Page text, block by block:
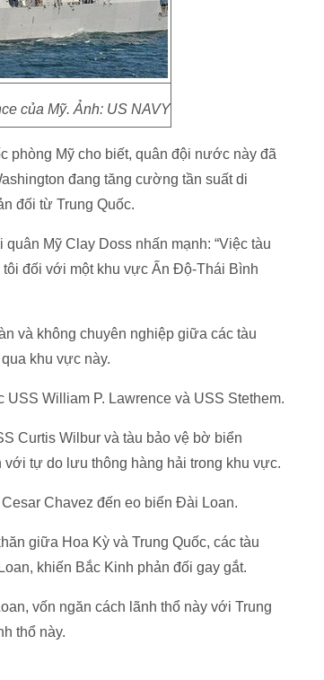
của Mỹ. Ảnh: US NAVY
phòng Mỹ cho biết, quân đội nước này đã
đang tăng cường tần suất di
đối từ Trung Quốc.
Mỹ Clay Doss nhấn mạnh: “Việc tàu
đối với một khu vực Ấn Độ-Thái Bình
và không chuyên nghiệp giữa các tàu
khu vực này.
William P. Lawrence và USS Stethem.
Curtis Wilbur và tàu bảo vệ bờ biển
tự do lưu thông hàng hải trong khu vực.
Chavez đến eo biển Đài Loan.
giữa Hoa Kỳ và Trung Quốc, các tàu
khiến Bắc Kinh phản đối gay gắt.
vốn ngăn cách lãnh thổ này với Trung
thổ này.